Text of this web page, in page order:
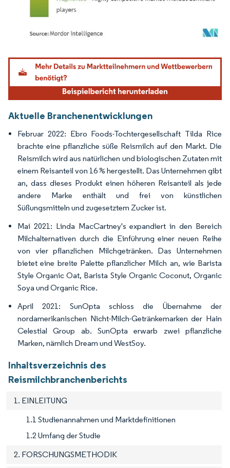
Bild © Mordor Intelligence. Wiederverwendung erfordert Namensnennung gemäß
Aktuelle Branchenentwicklungen
Februar 2022: Ebro Foods-Tochtergesellschaft Tilda Rice
brachte eine pflanzliche süße Reismilch auf den Markt. Die
Reismilch wird aus natürlichen und biologischen Zutaten mit
einem Reisanteil von 16 % hergestellt. Das Unternehmen gibt
an, dass dieses Produkt einen höheren Reisanteil als jede
andere Marke enthält und frei von künstlichen
Süßungsmitteln und zugesetztem Zucker ist.
Mai 2021: Linda MacCartney's expandiert in den Bereich
Milchalternativen durch die Einführung einer neuen Reihe
von vier pflanzlichen Milchgetränken. Das Unternehmen
bietet eine breite Palette pflanzlicher Milch an, wie Barista
Style Organic Oat, Barista Style Organic Coconut, Organic
Soya und Organic Rice.
April 2021: SunOpta schloss die Übernahme der
nordamerikanischen Nicht-Milch-Getränkemarken der Hain
Celestial Group ab. SunOpta erwarb zwei pflanzliche
Marken, nämlich Dream und WestSoy.
Inhaltsverzeichnis des
Reismilchbranchenberichts
1. EINLEITUNG
1.1 Studienannahmen und Marktdefinitionen
1.2 Umfang der Studie
2. FORSCHUNGSMETHODIK